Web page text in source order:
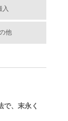
入
他
で、末永く